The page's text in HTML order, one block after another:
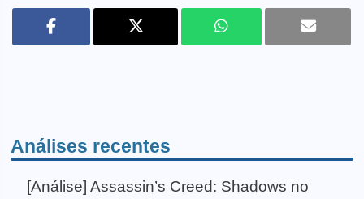
Análises recentes
[Análise] Assassin’s Creed: Shadows no